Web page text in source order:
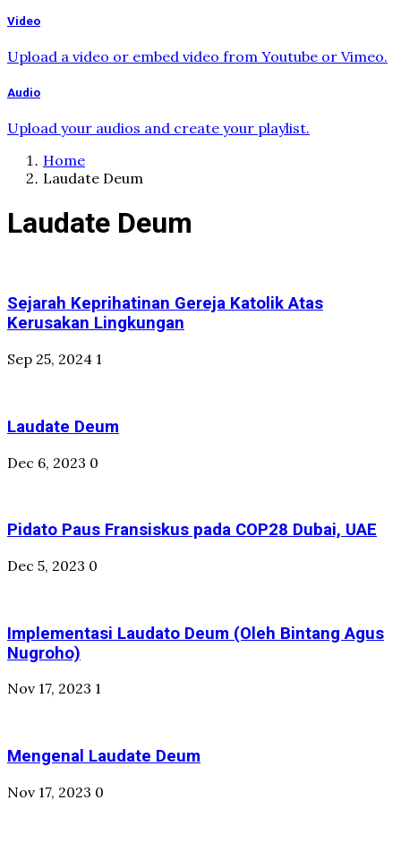
Video
Upload a video or embed video from Youtube or Vimeo.
Audio
Upload your audios and create your playlist.
Home
Laudate Deum
Laudate Deum
Sejarah Keprihatinan Gereja Katolik Atas
Kerusakan Lingkungan
Sep 25, 2024 1
Laudate Deum
Dec 6, 2023 0
Pidato Paus Fransiskus pada COP28 Dubai, UAE
Dec 5, 2023 0
Implementasi Laudato Deum (Oleh Bintang Agus
Nugroho)
Nov 17, 2023 1
Mengenal Laudate Deum
Nov 17, 2023 0